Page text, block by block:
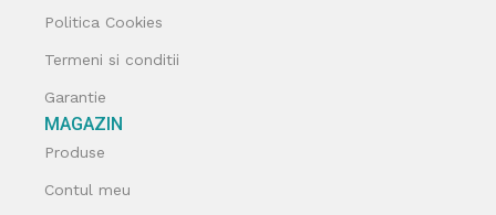
Politica Cookies
Termeni si conditii
Garantie
MAGAZIN
Produse
Contul meu